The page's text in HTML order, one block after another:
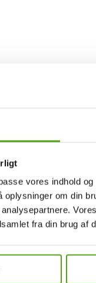
vores indhold
oplysninger om din
fra din brug af